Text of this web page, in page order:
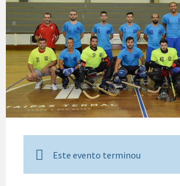
Este evento terminou